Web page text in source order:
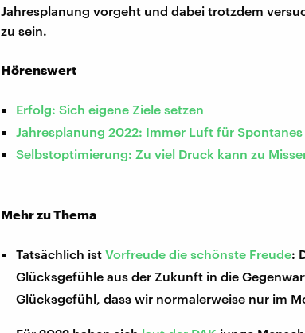
Jahresplanung vorgeht und dabei trotzdem
zu sein.
Hörenswert
Erfolg: Sich eigene Ziele setzen
Jahresplanung 2022: Immer Luft für Spontanes
Selbstoptimierung: Zu viel Druck kann zu
Mehr zu Thema
Tatsächlich istVorfreude die schönste Freude:
Glücksgefühle aus der Zukunft in die
Glücksgefühl, dass wir normalerweise nur im